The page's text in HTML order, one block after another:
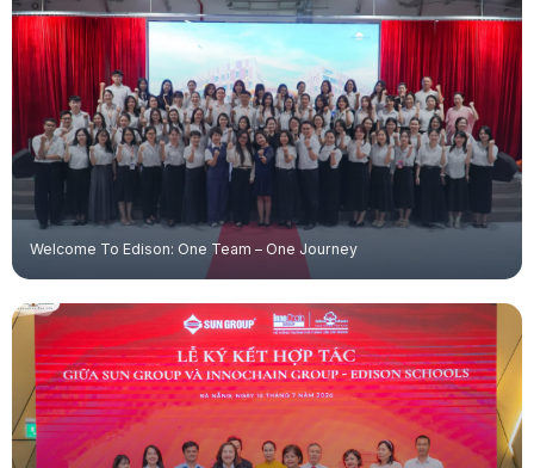
Welcome To Edison: One Team – One Journey